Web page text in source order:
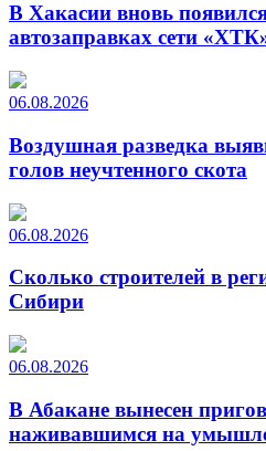
В Хакасии вновь
автозаправках сети
06.08.2026
Воздушная разведка
голов неучтенного скота
06.08.2026
Сколько строителей в
Сибири
06.08.2026
В Абакане вынесен
наживавшимся на